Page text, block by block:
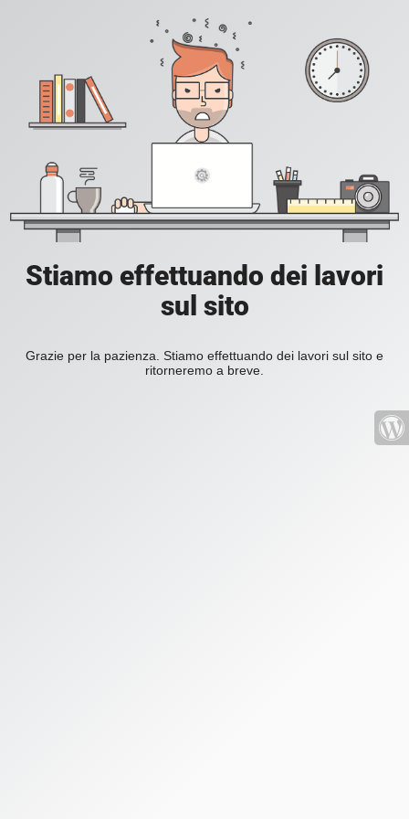
Stiamo effettuando dei lavori
sul sito
Grazie per la pazienza. Stiamo effettuando dei lavori sul sito e
ritorneremo a breve.